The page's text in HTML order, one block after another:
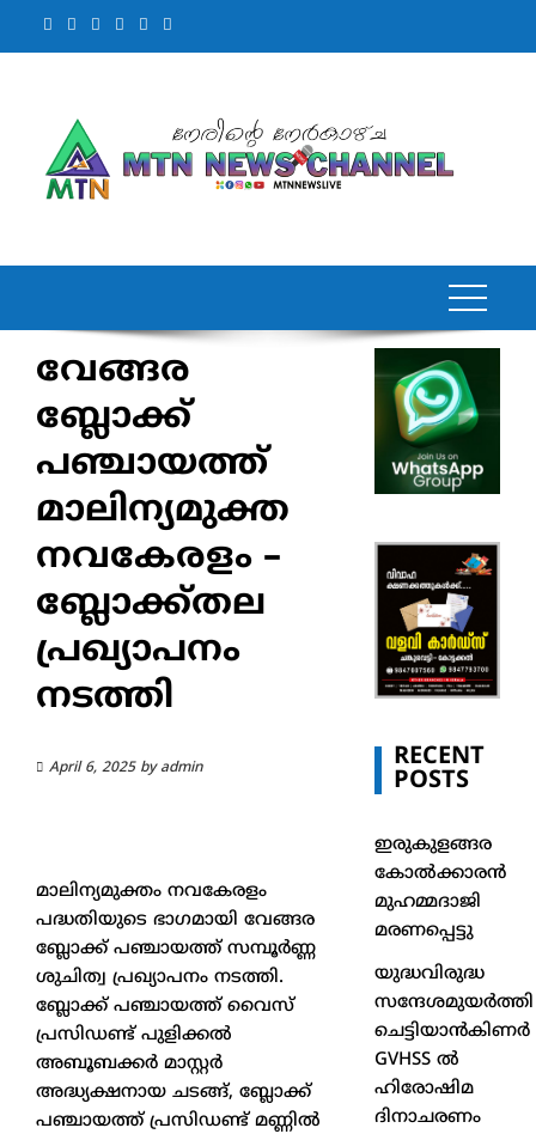
വേങ്ങര
ബ്ലോക്ക്
പഞ്ചായത്ത്
മാലിന്യമുക്ത
നവകേരളം –
ബ്ലോക്ക്തല
പ്രഖ്യാപനം
നടത്തി
April 6, 2025by admin
മാലിന്യമുക്തം നവകേരളം
പദ്ധതിയുടെ ഭാഗമായി വേങ്ങര
ബ്ലോക്ക് പഞ്ചായത്ത് സമ്പൂർണ്ണ
ശുചിത്വ പ്രഖ്യാപനം നടത്തി.
ബ്ലോക്ക് പഞ്ചായത്ത് വൈസ്
പ്രസിഡണ്ട് പുളിക്കൽ
അബൂബക്കർ മാസ്റ്റർ
അദ്ധ്യക്ഷനായ ചടങ്ങ്, ബ്ലോക്ക്
പഞ്ചായത്ത് പ്രസിഡണ്ട് മണ്ണിൽ
RECENT
POSTS
ഇരുകുളങ്ങര
കോൽക്കാരൻ
മുഹമ്മദാജി
മരണപ്പെട്ടു
യുദ്ധവിരുദ്ധ
സന്ദേശമുയർത്തി
ചെട്ടിയാൻകിണർ
GVHSS ൽ
ഹിരോഷിമ
ദിനാചരണം